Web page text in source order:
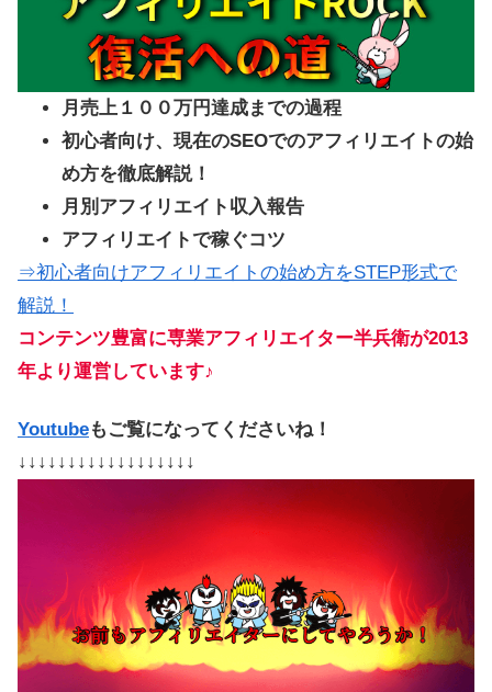
月売上１００万円達成までの過程
初心者向け、現在のSEOでのアフィリエイトの始
め方を徹底解説！
月別アフィリエイト収入報告
アフィリエイトで稼ぐコツ
⇒初心者向けアフィリエイトの始め方をSTEP形式で
解説！
コンテンツ豊富に専業アフィリエイター半兵衛が2013
年より運営しています♪
Youtubeもご覧になってくださいね！
↓↓↓↓↓↓↓↓↓↓↓↓↓↓↓↓↓↓